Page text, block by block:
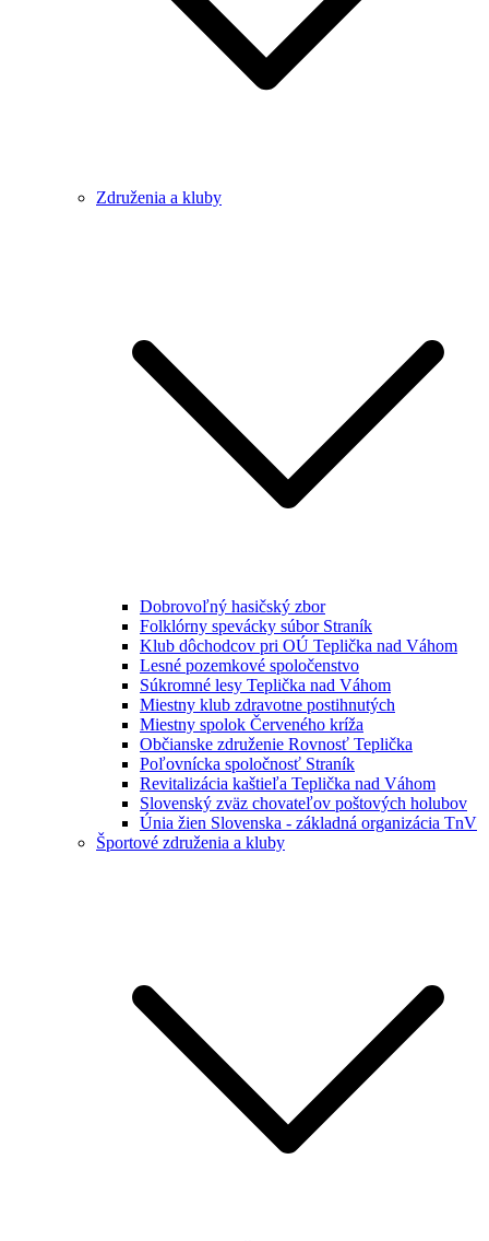
Združenia a kluby
Dobrovoľný hasičský zbor
Folklórny spevácky súbor Straník
Klub dôchodcov pri OÚ Teplička nad Váhom
Lesné pozemkové spoločenstvo
Súkromné lesy Teplička nad Váhom
Miestny klub zdravotne postihnutých
Miestny spolok Červeného kríža
Občianske združenie Rovnosť Teplička
Poľovnícka spoločnosť Straník
Revitalizácia kaštieľa Teplička nad Váhom
Slovenský zväz chovateľov poštových holubov
Únia žien Slovenska - základná organizácia TnV
Športové združenia a kluby